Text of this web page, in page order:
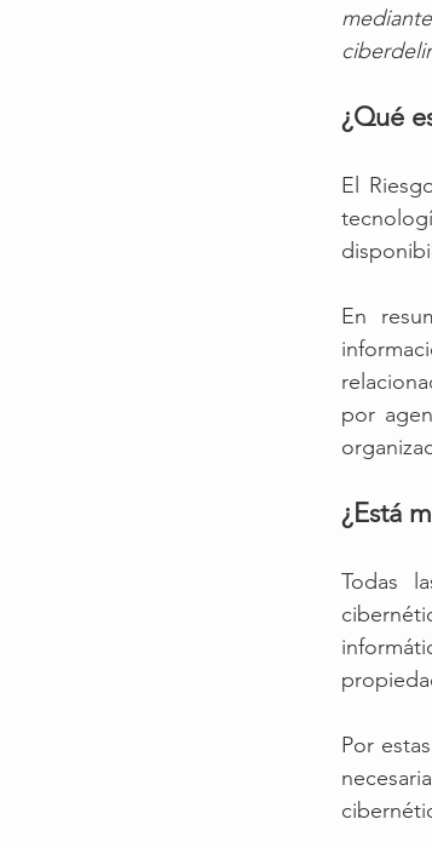
¿Qué
El
En
por
¿Está
Todas
Por